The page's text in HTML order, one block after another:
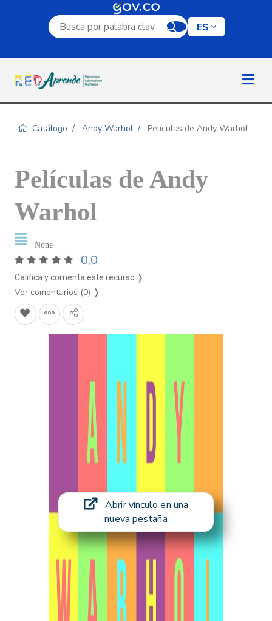
Campo de búsqueda por palabra clave
ES
Catálogo Andy Warhol Películas de Andy Warhol
Películas de Andy
Warhol
None
0,0
Califica y comenta este recurso ❭
Ver comentarios (0) ❭
Abrir vínculo en una
nueva pestaña